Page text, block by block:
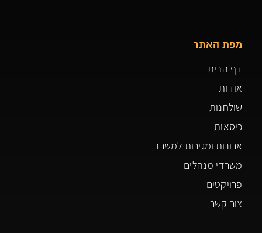
מפת האתר
דף הבית
אודות
שולחנות
כיסאות
ארונות ומגירות למשרד
משרדי מנהלים
פרויקטים
צור קשר